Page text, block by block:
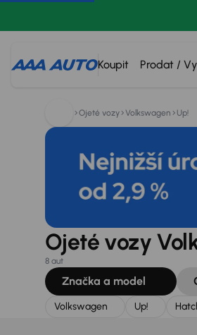
Koupit Prodat /
Hledáte:
Ojeté vozy Volkswagen Up!
Ojeté vozy
8 aut
Značka a model
Volkswagen Up!